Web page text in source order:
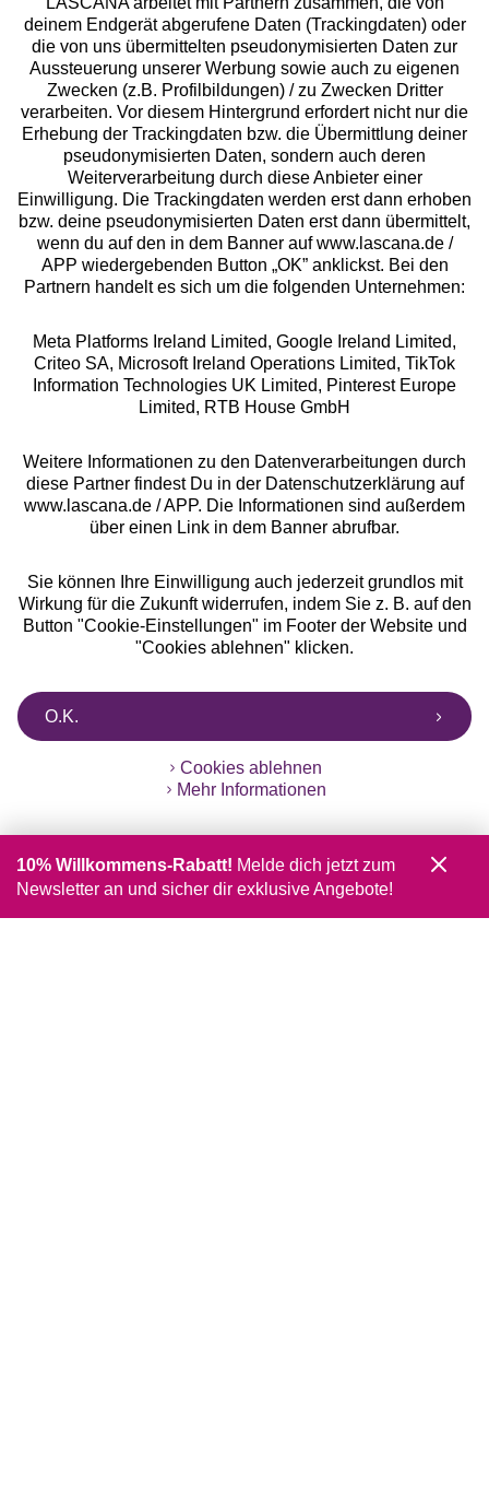
Services
Beratung
Über uns
Rechtliches
Alle Preise inkl. MwSt., zzgl.
Versandkosten
** Bonität vorausgesetzt, berechtigt zur Bonitätsprüfung
deinem Endgerät abgerufene Daten (Trackingdaten) oder
die von uns übermittelten pseudonymisierten Daten zur
Aussteuerung unserer Werbung sowie auch zu eigenen
Zwecken (z.B. Profilbildungen) / zu Zwecken Dritter
verarbeiten. Vor diesem Hintergrund erfordert nicht nur die
Erhebung der Trackingdaten bzw. die Übermittlung deiner
pseudonymisierten Daten, sondern auch deren
Weiterverarbeitung durch diese Anbieter einer
Einwilligung. Die Trackingdaten werden erst dann erhoben
bzw. deine pseudonymisierten Daten erst dann übermittelt,
wenn du auf den in dem Banner auf www.lascana.de /
APP wiedergebenden Button „OK” anklickst. Bei den
Partnern handelt es sich um die folgenden Unternehmen:
Meta Platforms Ireland Limited, Google Ireland Limited,
Criteo SA, Microsoft Ireland Operations Limited, TikTok
Information Technologies UK Limited, Pinterest Europe
Limited, RTB House GmbH
Weitere Informationen zu den Datenverarbeitungen durch
diese Partner findest Du in der Datenschutzerklärung auf
www.lascana.de / APP. Die Informationen sind außerdem
über einen Link in dem Banner abrufbar.
Sie können Ihre Einwilligung auch jederzeit grundlos mit
Wirkung für die Zukunft widerrufen, indem Sie z. B. auf den
Button "Cookie-Einstellungen" im Footer der Website und
"Cookies ablehnen" klicken.
O.K.
Cookies ablehnen
Mehr Informationen
10% Willkommens-Rabatt! Melde dich jetzt zum
Newsletter an und sicher dir exklusive Angebote!